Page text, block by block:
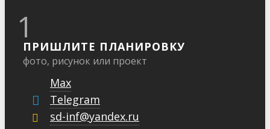
1
ПРИШЛИТЕ ПЛАНИРОВКУ
фото, рисунок или проект
Max
Telegram
sd-inf@yandex.ru